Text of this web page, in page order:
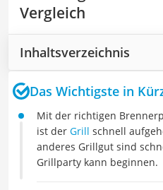
Vergleich
Inhaltsverzeichnis
Das Wichtigste in
Mit der richtigen
ist der Grill schnell
anderes Grillgut sind
Grillparty kann beginnen.